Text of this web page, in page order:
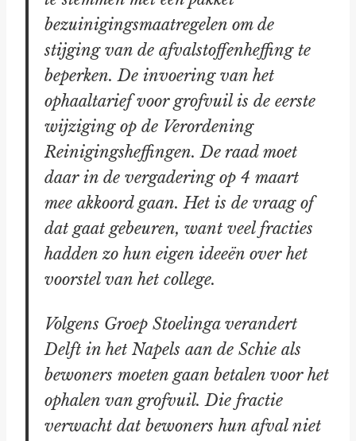
bezuinigingsmaatregelen om de
stijging van de afvalstoffenheffing te
beperken. De invoering van het
ophaaltarief voor grofvuil is de eerste
wijziging op de Verordening
Reinigingsheffingen. De raad moet
daar in de vergadering op 4 maart
mee akkoord gaan. Het is de vraag of
dat gaat gebeuren, want veel fracties
hadden zo hun eigen ideeën over het
voorstel van het college.
Volgens Groep Stoelinga verandert
Delft in het Napels aan de Schie als
bewoners moeten gaan betalen voor het
ophalen van grofvuil. Die fractie
verwacht dat bewoners hun afval niet